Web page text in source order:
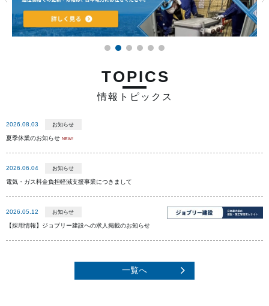
TOPICS
情報トピックス
2026.08.03 お知らせ
夏季休業のお知らせ
2026.06.04 お知らせ
電気・ガス料金負担軽減支援事業につきまして
2026.05.12 お知らせ
【採用情報】ジョブリー建設への求人掲載のお知らせ
一覧へ